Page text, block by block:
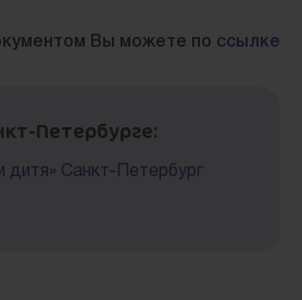
Вы можете по ссылке
Петербурге:
дитя» Санкт-Петербург